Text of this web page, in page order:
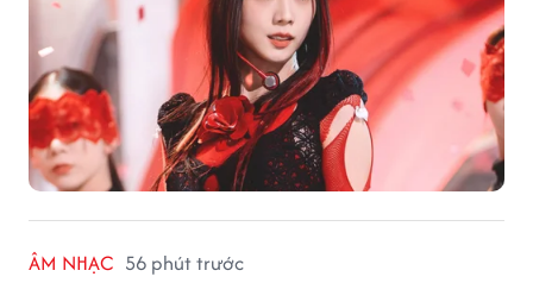
ÂM NHẠC 56 phút trước